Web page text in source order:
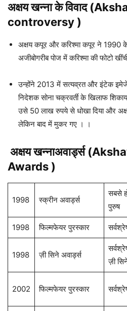
अक्षय खन्ना के विवाद
controversy )
अक्षय कपूर और करिश्मा कपूर ने
अजीबोगरीब पोज में करिश्मा की फोटो
उन्होंने 2013 में सत्यव्रत और इंटेक
निदेशक सोना चक्रवर्ती के खिलाफ
उसे 50 लाख रुपये से धोखा दिया और
लेकिन बाद में मुकर गए । ।
अक्षय खन्नाअवार्ड्स
Awards )
1998 स्क्रीन अवार्ड्स
सबसे
पुरुष
1998 फिल्मफेयर पुरस्कार
1998 ज़ी सिने अवार्ड्स
ज़ी
2002 फिल्मफेयर पुरस्कार